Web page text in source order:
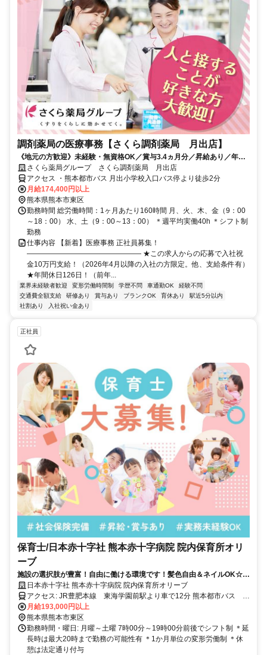
調剤薬局の医療事務【さくら調剤薬局 月出店】
《地元の方歓迎》未経験・無資格OK／賞与3.4ヵ月分／昇給あり／年休
126日（前年度実績）／平均有休取得数11.5日（2025度実績）
さくら薬局グループ さくら調剤薬局 月出店
アクセス ・熊本都市バス 月出小学校入口バス停より徒歩2分
月給174,400円以上
熊本県熊本市東区
勤務時間 総労働時間：1ヶ月あたり160時間 月、火、木、金（9：00
～18：00） 水、土（9：00～13：00） ＊週平均実働40h ＊シフト制
勤務
仕事内容 【新着】医療事務 正社員募集！
―――――――――――――――― ★この求人からの応募で入社祝
金10万円支給！（2026年4月以降の入社の方限定。他、支給条件有）
★年間休日126日！（前年...
業界未経験者歓迎 変形労働時間制 学歴不問 車通勤OK
経験不問
交通費全額支給
研修あり 賞与あり ブランクOK 育休あり
駅近5分以内
社割あり
入社祝い金あり
正社員
保育士/日本赤十字社 熊本赤十字病院 院内保育所オリ
ーブ
施設の選択肢が豊富！自由に働ける環境です！髪色自由＆ネイルOK☆社
宅支援制度あり
日本赤十字社 熊本赤十字病院 院内保育所オリーブ
アクセス: JR豊肥本線 東海学園前駅より車で12分 熊本都市バス 日
赤病院前より徒歩3分 車通勤可能
月給193,000円以上
熊本県熊本市東区
勤務時間・曜日: 月曜～土曜 7時00分～19時00分前後でシフト制 ＊延
長時は最大20時まで勤務の可能性有 ＊1か月単位の変形労働制 ＊休
憩は法定通り付与